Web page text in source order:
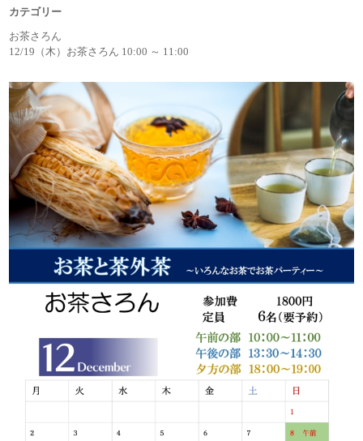
カテゴリー
お茶さろん
12/19（木）お茶さろん 10:00 ～ 11:00